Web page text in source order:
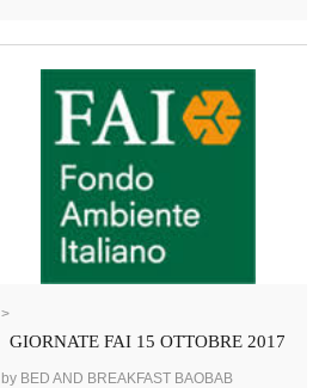
>
GIORNATE FAI 15 OTTOBRE 2017
by BED AND BREAKFAST BAOBAB